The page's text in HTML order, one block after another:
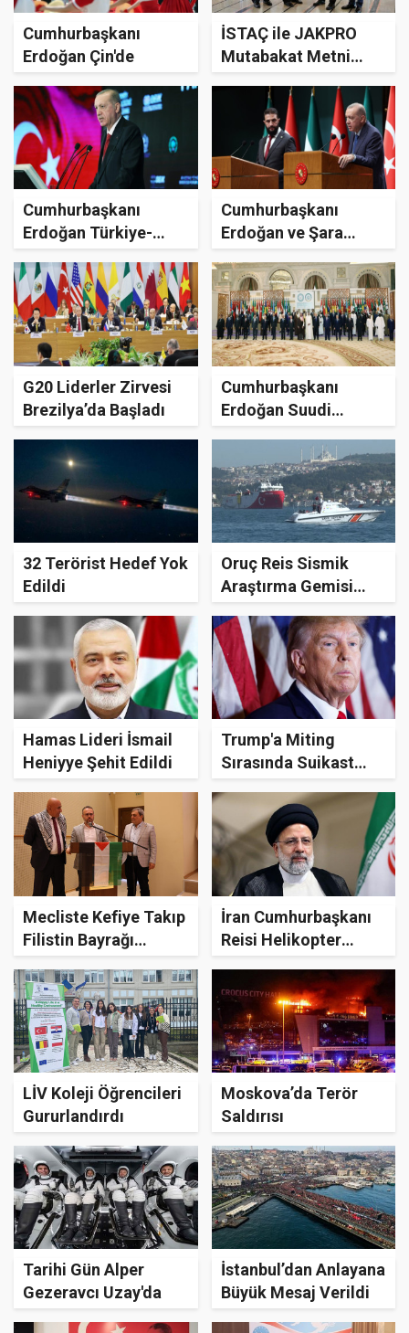
Cumhurbaşkanı
Erdoğan Çin'de
İSTAÇ ile JAKPRO
Mutabakat Metni
Cumhurbaşkanı
Erdoğan Türkiye-
Forumu’nda Konuştu
Cumhurbaşkanı
Erdoğan ve Şara
G20 Liderler Zirvesi
Brezilya’da Başladı
Cumhurbaşkanı
Erdoğan Suudi
Arabistan’da
32 Terörist Hedef Yok
Edildi
Oruç Reis Sismik
Araştırma Gemisi
Hamas Lideri İsmail
Heniyye Şehit Edildi
Trump'a Miting
Sırasında Suikast
Mecliste Kefiye Takıp
Filistin Bayrağı
Açtılar
İran Cumhurbaşkanı
Reisi Helikopter
Kazasında Öldü
LİV Koleji Öğrencileri
Gururlandırdı
Moskova’da Terör
Saldırısı
Tarihi Gün Alper
Gezeravcı Uzay'da
İstanbul’dan Anlayana
Büyük Mesaj Verildi